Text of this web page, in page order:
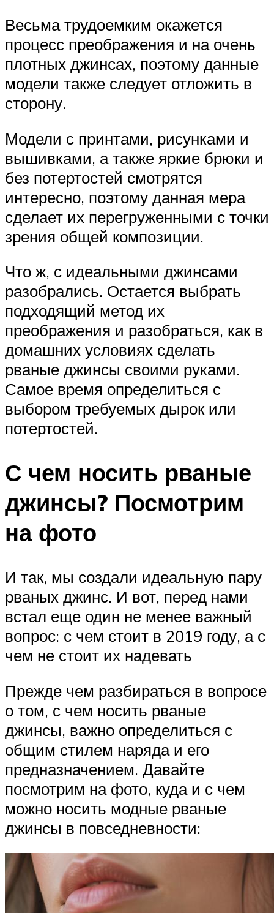
Весьма трудоемким окажется
процесс преображения и на очень
плотных джинсах, поэтому данные
модели также следует отложить в
сторону.
Модели с принтами, рисунками и
вышивками, а также яркие брюки и
без потертостей смотрятся
интересно, поэтому данная мера
сделает их перегруженными с точки
зрения общей композиции.
Что ж, с идеальными джинсами
разобрались. Остается выбрать
подходящий метод их
преображения и разобраться, как в
домашних условиях сделать
рваные джинсы своими руками.
Самое время определиться с
выбором требуемых дырок или
потертостей.
С чем носить рваные
джинсы? Посмотрим
на фото
И так, мы создали идеальную пару
рваных джинс. И вот, перед нами
встал еще один не менее важный
вопрос: с чем стоит в 2019 году, а с
чем не стоит их надевать
Прежде чем разбираться в вопросе
о том, с чем носить рваные
джинсы, важно определиться с
общим стилем наряда и его
предназначением. Давайте
посмотрим на фото, куда и с чем
можно носить модные рваные
джинсы в повседневности: